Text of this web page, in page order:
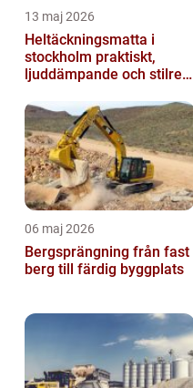
13 maj 2026
Heltäckningsmatta i
stockholm praktiskt,
ljuddämpande och stilrent
06 maj 2026
Bergsprängning från fast
berg till färdig byggplats